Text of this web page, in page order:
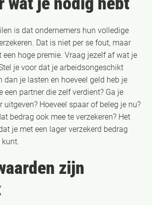
is dat ondernemers hun volledige
Dat is niet per se fout, maar
een hoge premie. Vraag jezelf af wat je
je voor dat je arbeidsongeschikt
dan je lasten en hoeveel geld heb je
een partner die zelf verdient? Ga je
uitgeven? Hoeveel spaar of beleg je nu?
bedrag ook mee te verzekeren? Het
je met een lager verzekerd bedrag
zijn